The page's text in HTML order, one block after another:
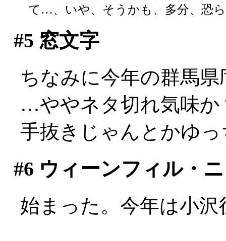
て…、いや、そうかも、多分、恐
#5 窓文字
ちなみに今年の群馬
…ややネタ切れ気味か
手抜きじゃんとかゆ
#6 ウィーンフィル・
始まった。今年は小